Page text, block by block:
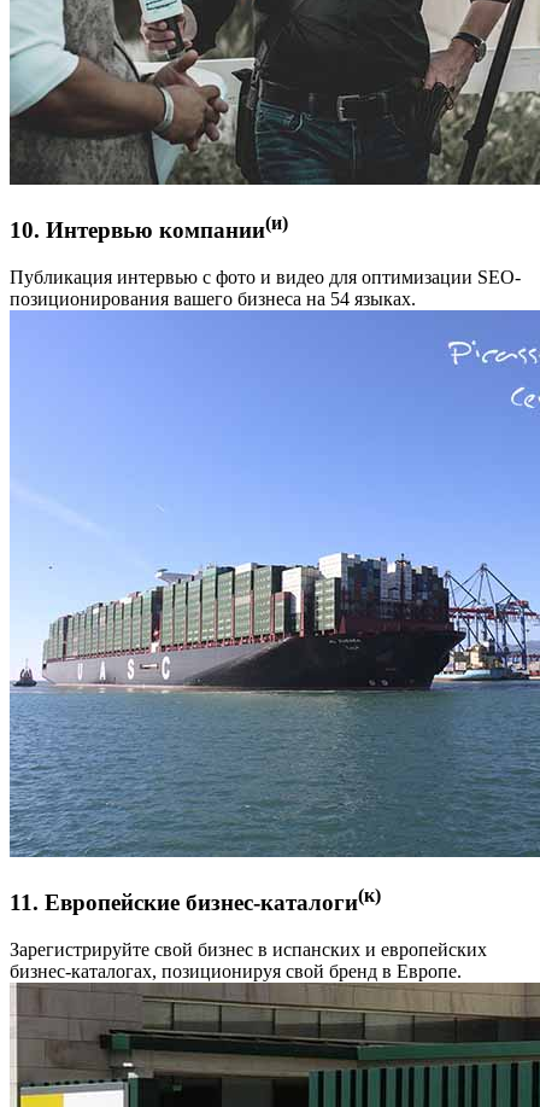
10. Интервью компании(и)
Публикация интервью с фото и видео для оптимизации SEO-
позиционирования вашего бизнеса на 54 языках.
11. Европейские бизнес-каталоги(к)
Зарегистрируйте свой бизнес в испанских и европейских
бизнес-каталогах, позиционируя свой бренд в Европе.